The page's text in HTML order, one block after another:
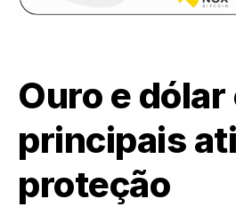
Ouro e
principais
proteção